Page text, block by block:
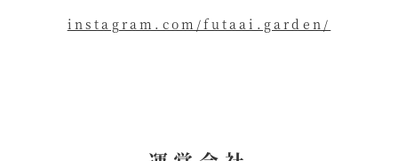
instagram.com/futaai.garden/